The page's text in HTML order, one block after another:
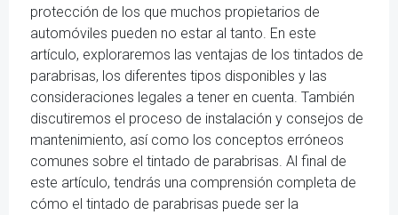
protección de los que muchos propietarios de
automóviles pueden no estar al tanto. En este
artículo, exploraremos las ventajas de los tintados de
parabrisas, los diferentes tipos disponibles y las
consideraciones legales a tener en cuenta. También
discutiremos el proceso de instalación y consejos de
mantenimiento, así como los conceptos erróneos
comunes sobre el tintado de parabrisas. Al final de
este artículo, tendrás una comprensión completa de
cómo el tintado de parabrisas puede ser la